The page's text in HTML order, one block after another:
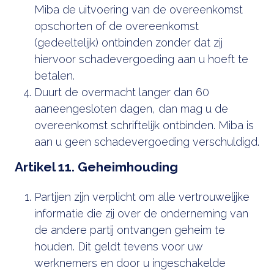
Miba de uitvoering van de overeenkomst
opschorten of de overeenkomst
(gedeeltelijk) ontbinden zonder dat zij
hiervoor schadevergoeding aan u hoeft te
betalen.
Duurt de overmacht langer dan 60
aaneengesloten dagen, dan mag u de
overeenkomst schriftelijk ontbinden. Miba is
aan u geen schadevergoeding verschuldigd.
Artikel 11. Geheimhouding
Partijen zijn verplicht om alle vertrouwelijke
informatie die zij over de onderneming van
de andere partij ontvangen geheim te
houden. Dit geldt tevens voor uw
werknemers en door u ingeschakelde